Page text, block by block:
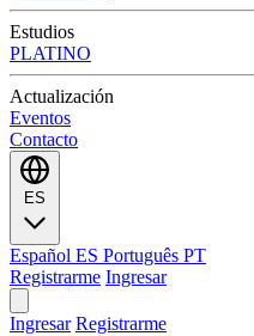
Estudios
PLATINO
Actualización
Eventos
Contacto
ES
Español ES Português PT
Registrarme Ingresar
Ingresar Registrarme